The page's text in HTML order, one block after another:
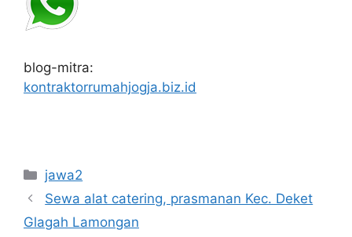
blog-mitra:
kontraktorrumahjogja.biz.id
Categories
jawa2
Sewa alat catering, prasmanan Kec. Deket
Glagah Lamongan